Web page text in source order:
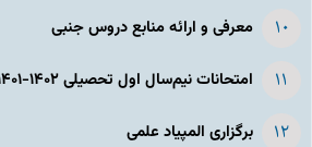
معرفی و ارائه منابع دروس جنبی
امتحانات نیم‌سال اول تحصیلی ۱۴۰۲-۱۴۰۱
برگزاری المپیاد علمی